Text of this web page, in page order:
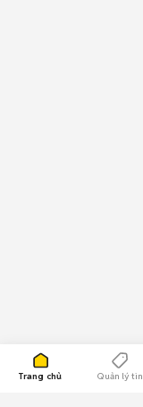
Trang chủ Quản lý tin